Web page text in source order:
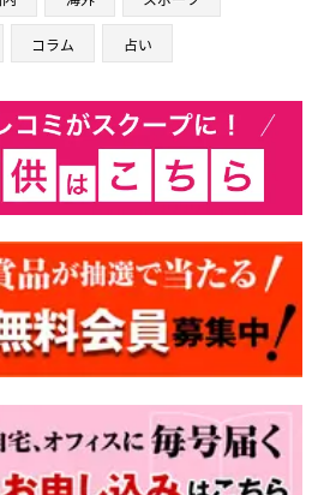
コラム 占い